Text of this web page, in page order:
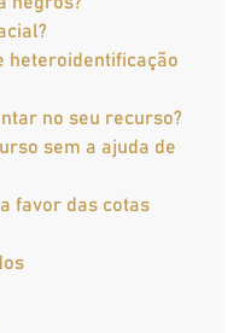
heteroidentificação
no seu recurso?
sem a ajuda de
favor das cotas